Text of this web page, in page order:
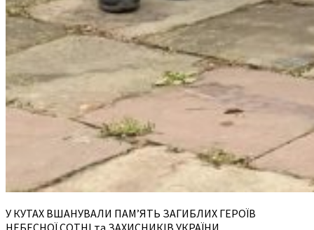
У КУТАХ ВШАНУВАЛИ ПАМ’ЯТЬ ЗАГИБЛИХ ГЕРОЇВ
НЕБЕСНОЇ СОТНІ та ЗАХИСНИКІВ УКРАЇНИ